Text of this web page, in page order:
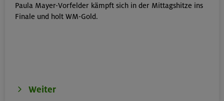
Kinderkletterkurs für Anfänger im Altmühltal
Grundkurs Klettern indoor
Paula Mayer-Vorfelder kämpft sich in der Mittagshitze ins
Finale und holt WM-Gold.
Weiter